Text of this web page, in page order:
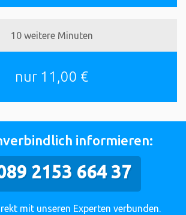
10 weitere Minuten
nur 11,00 €
informieren:
2153 664 37
mit unseren Experten verbunden.